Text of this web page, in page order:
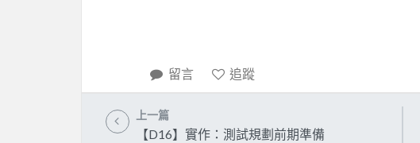
留言 追蹤
上一篇
【D16】實作：測試規劃前期準備